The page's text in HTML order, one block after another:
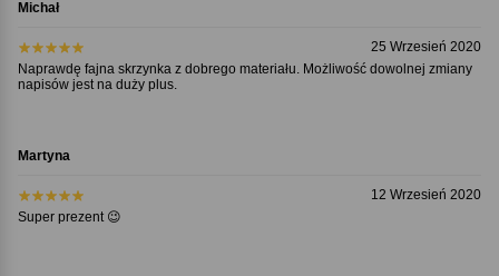
Michał
25 Wrzesień 2020
Naprawdę fajna skrzynka z dobrego materiału. Możliwość dowolnej zmiany
napisów jest na duży plus.
Martyna
12 Wrzesień 2020
Super prezent 😉